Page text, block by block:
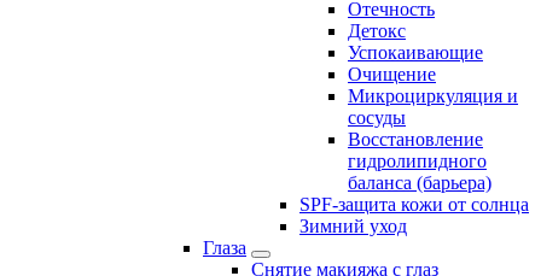
Отечность
Детокс
Успокаивающие
Очищение
Микроциркуляция и
сосуды
Восстановление
гидролипидного
баланса (барьера)
SPF-защита кожи от солнца
Зимний уход
Глаза
Снятие макияжа с глаз